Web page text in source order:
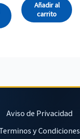
Añadir al
carrito
Aviso de Privacidad
y Condiciones